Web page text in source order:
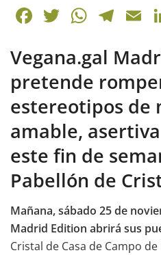
F
c
e
b
o
o
k
T
itt
er
W
at
s
A
p
p
T
e
gr
a
m
E
ai
l
Vegana.gal
pretende
estereotipos de
amable,
este fin de
Pabellón de
Mañana, sábado 25 de
Madrid Edition abrirá sus
Cristal de Casa de Campo